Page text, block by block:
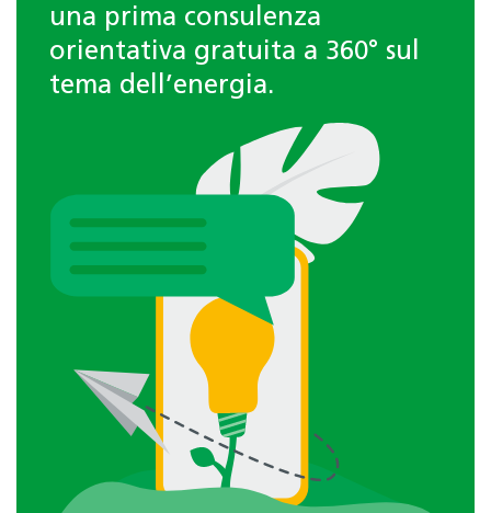
una prima consulenza
orientativa gratuita a 360° sul
tema dell’energia.